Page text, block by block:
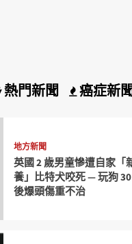
熱門新聞 癌症新
地方新聞
英國 2 歲男童慘遭自家「
養」比特犬咬死 — 玩狗
後爆頭傷重不治